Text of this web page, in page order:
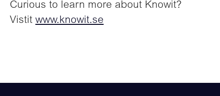
Curious to learn more about Knowit?
Vistit www.knowit.se